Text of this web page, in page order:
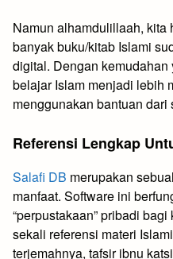
Namun alhamdulillaah, kita
banyak buku/kitab Islami
digital. Dengan
belajar Islam menjadi lebih
menggunakan bantuan dari
Referensi Lengkap
Salafi DB merupakan
manfaat. Software ini
“perpustakaan” pribadi
sekali referensi materi
terjemahnya, tafsir ibnu